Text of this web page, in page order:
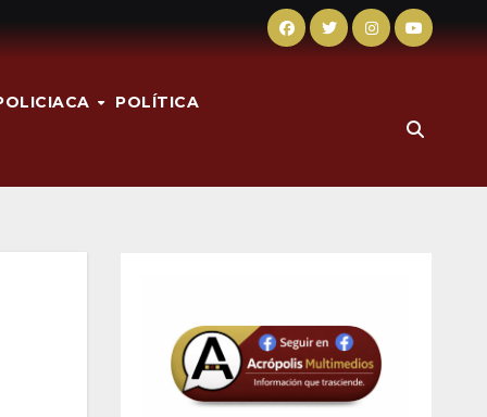
POLÍTICA